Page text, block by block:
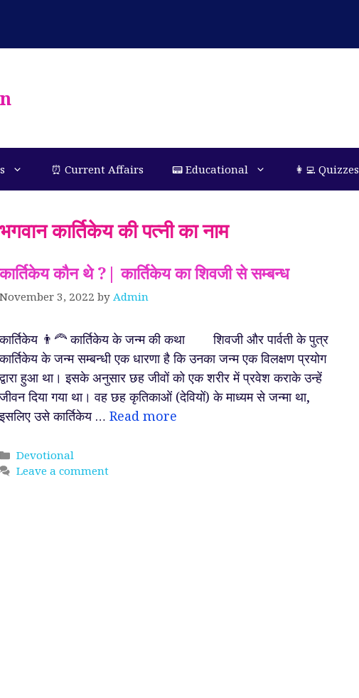
⏰ Current Affairs 📟 Educational 👩‍💻 Quizzes
भगवान कार्तिकेय की पत्नी का नाम
कार्तिकेय कौन थे ?| कार्तिकेय का शिवजी से सम्बन्ध
November 3, 2022 by Admin
कार्तिकेय 👨‍🦰 कार्तिकेय के जन्म की कथा शिवजी और पार्वती के पुत्र
कार्तिकेय के जन्म सम्बन्धी एक धारणा है कि उनका जन्म एक विलक्षण प्रयोग
द्वारा हुआ था। इसके अनुसार छह जीवों को एक शरीर में प्रवेश कराके उन्हें
जीवन दिया गया था। वह छह कृतिकाओं (देवियों) के माध्यम से जन्मा था,
इसलिए उसे कार्तिकेय … Read more
Categories
Devotional
Leave a comment